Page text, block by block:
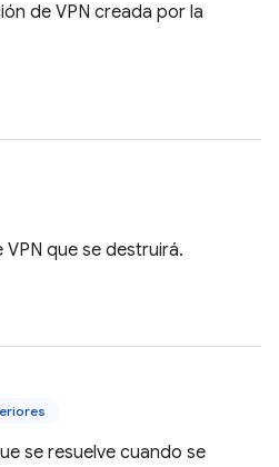
de VPN creada por la
que se destruirá.
se resuelve cuando se